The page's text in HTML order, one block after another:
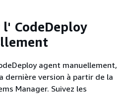
CodeDeploy
agent manuellement,
dernière version à partir de la
Manager. Suivez les